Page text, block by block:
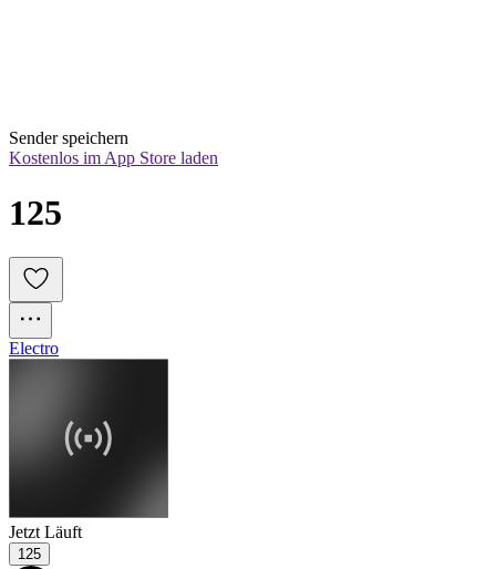
Sender speichern
Kostenlos im App Store laden
125
Electro
Jetzt Läuft
125